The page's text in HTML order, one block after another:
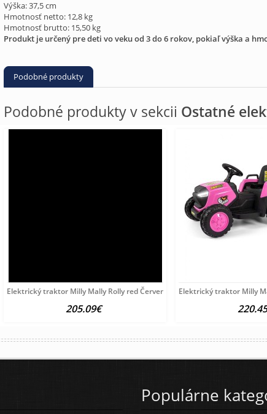
Výška: 37,5 cm
Hmotnosť netto: 12,8 kg
Hmotnosť brutto: 15,50 kg
Produkt je určený pre deti vo veku od 3 do 6 rokov, pokiaľ výška a
Podobné produkty
Podobné produkty v sekcii Ostatné
Elektrický traktor Milly Mally Rolly red Červená
205.09€
Elektrický traktor Milly
Populárne